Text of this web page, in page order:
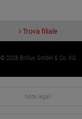
Trova filiale
© 2026 Brillux GmbH & Co. KG
Note legali